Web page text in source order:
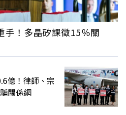
手！多晶矽課徵15％關
億！律師、宗
關係網